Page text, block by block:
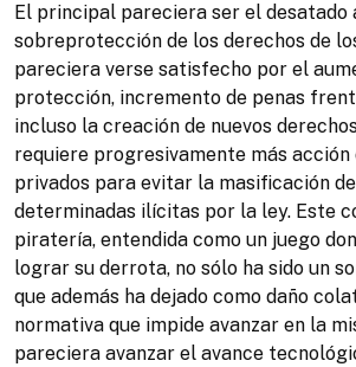
El principal pareciera ser el desatado
sobreprotección de los derechos de
pareciera verse satisfecho por el
protección, incremento de penas
incluso la creación de nuevos
requiere progresivamente más
privados para evitar la masificación
determinadas ilícitas por la ley. Este
piratería, entendida como un juego
lograr su derrota, no sólo ha sido un
que además ha dejado como daño
normativa que impide avanzar en la
pareciera avanzar el avance